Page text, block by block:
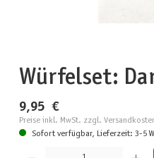
Würfelset:
9,95 €
Preise inkl. MwSt. zzgl.
Sofort verfügbar, Lieferzeit: 3-5
Produkt Anzahl: Gib den gewünschten Wert